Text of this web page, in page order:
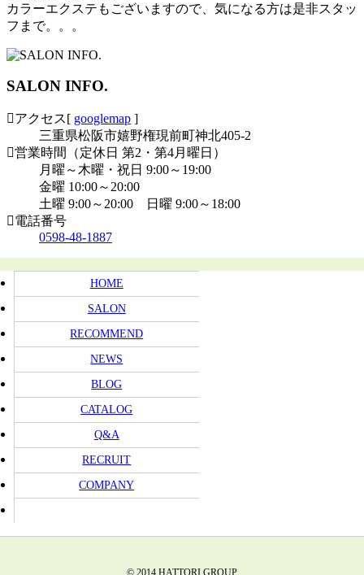
カラーエクステもございますので、気になる方は是非スタッ
フまで。。。
SALON INFO.
アクセス[ googlemap ]
三重県松阪市嬉野権現前町神北405-2
営業時間（定休日 第2・第4月曜日）
月曜～木曜・祝日 9:00～19:00
金曜 10:00～20:00
土曜 9:00～20:00 日曜 9:00～18:00
電話番号
0598-48-1887
HOME
SALON
RECOMMEND
NEWS
BLOG
CATALOG
Q&A
RECRUIT
COMPANY